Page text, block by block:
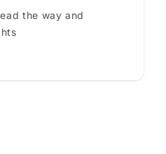
the way and